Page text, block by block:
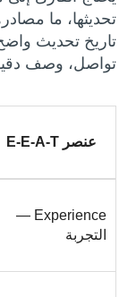
تحديثها، ما
تاريخ تحديث
تواصل، وصف
عنصر E-E-A-T
Experience —
التجربة